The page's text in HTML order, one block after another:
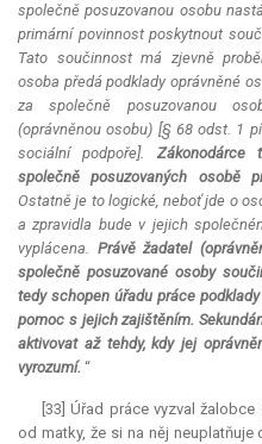
společně posuzovanou osobu
primární povinnost poskytnout
Tato součinnost má zjevně
osoba předá podklady oprávněné
za společně posuzovanou
(oprávněnou osobu) [§ 68 odst. 1
sociální podpoře]. Zákonodárce
společně posuzovaných osobě
Ostatně je to logické, neboť jde o
a zpravidla bude v jejich
vyplácena. Právě žadatel
společně posuzované osoby
tedy schopen úřadu práce
pomoc s jejich zajištěním.
aktivovat až tehdy, kdy jej
vyrozumí. “
[33] Úřad práce vyzval
od matky, že si na něj